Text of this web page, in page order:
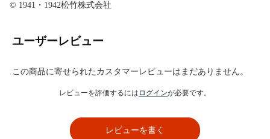
© 1941・1942松竹株式会社
ユーザーレビュー
この商品に寄せられたカスタマーレビューはまだありません。
レビューを評価するには ログインが必要です。
レビューを書く